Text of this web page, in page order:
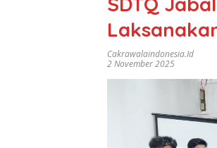
Cakrawalaindonesia.id
2 November 2025